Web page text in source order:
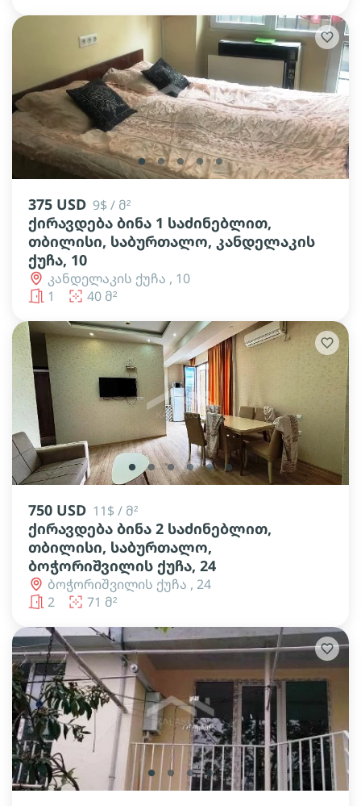
lens lens lens lens lens
375 USD 9$ / მ²
ქირავდება ბინა 1 საძინებლით,
თბილისი, საბურთალო, კანდელაკის
ქუჩა, 10
კანდელაკის ქუჩა , 10
1
40 მ²
lens lens lens lens lens lens
750 USD 11$ / მ²
ქირავდება ბინა 2 საძინებლით,
თბილისი, საბურთალო,
ბოჭორიშვილის ქუჩა, 24
ბოჭორიშვილის ქუჩა , 24
2
71 მ²
lens lens lens lens